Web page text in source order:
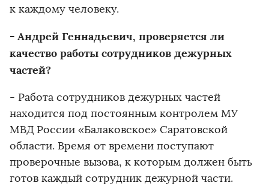
к каждому человеку.
- Андрей Геннадьевич, проверяется ли
качество работы сотрудников дежурных
частей?
- Работа сотрудников дежурных частей
находится под постоянным контролем МУ
МВД России «Балаковское» Саратовской
области. Время от времени поступают
проверочные вызова, к которым должен быть
готов каждый сотрудник дежурной части.